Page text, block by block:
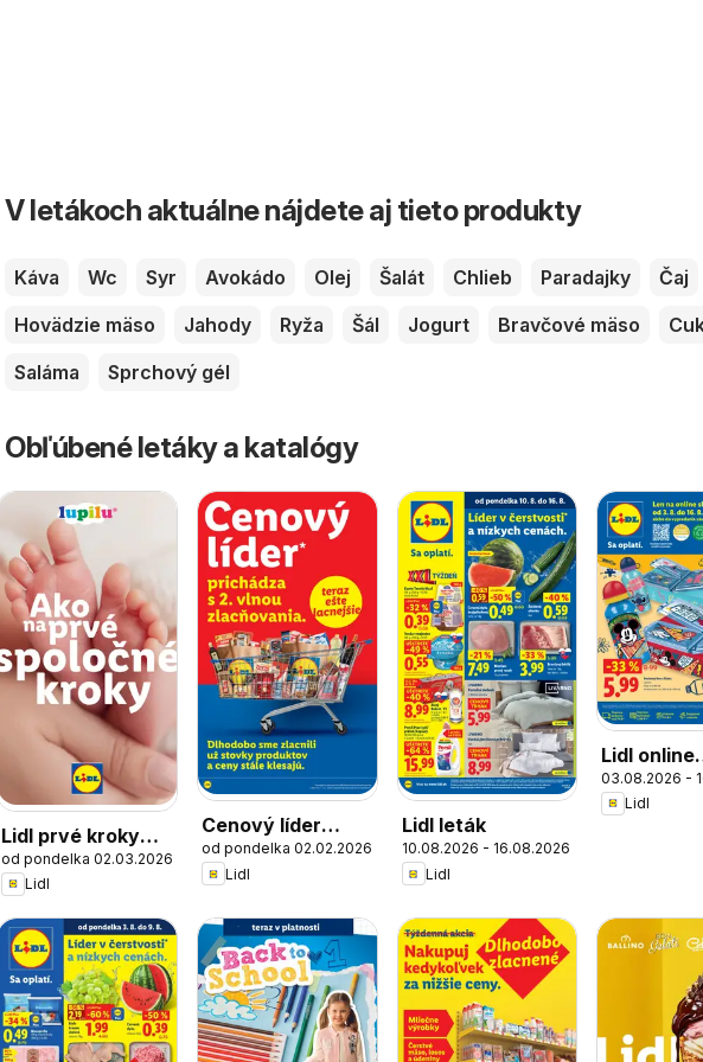
V letákoch aktuálne nájdete aj tieto produkty
Káva Wc Syr Avokádo Olej Šalát Chlieb Paradajky
Čaj
Hovädzie mäso
Jahody Ryža Šál Jogurt Bravčové mäso
Saláma
Sprchový gél
Obľúbené letáky a katalógy
Lidl prvé kroky
spolu
od pondelka 02.03.2026
Lidl
Cenový líder
zlacňuje
od pondelka 02.02.2026
Lidl
Lidl leták
10.08.2026 - 16.08.2026
Lidl
Lidl online
magazín
03.08.2026 -
Lidl